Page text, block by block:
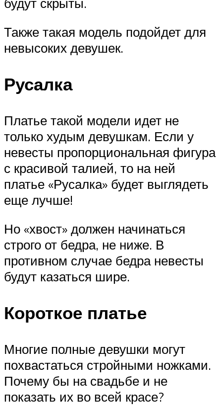
Также такая модель подойдет для
невысоких девушек.
Русалка
Платье такой модели идет не
только худым девушкам. Если у
невесты пропорциональная фигура
с красивой талией, то на ней
платье «Русалка» будет выглядеть
еще лучше!
Но «хвост» должен начинаться
строго от бедра, не ниже. В
противном случае бедра невесты
будут казаться шире.
Короткое платье
Многие полные девушки могут
похвастаться стройными ножками.
Почему бы на свадьбе и не
показать их во всей красе?